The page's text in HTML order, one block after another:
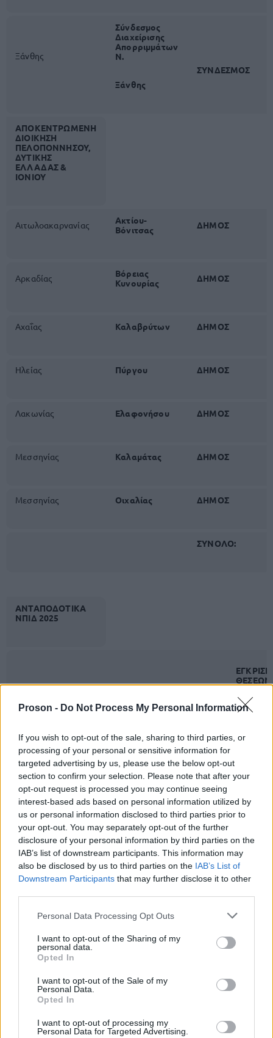
Proson - Do Not Process My Personal Information
If you wish to opt-out of the sale, sharing to third parties, or
processing of your personal or sensitive information for
targeted advertising by us, please use the below opt-out
section to confirm your selection. Please note that after your
opt-out request is processed you may continue seeing
interest-based ads based on personal information utilized by
us or personal information disclosed to third parties prior to
your opt-out. You may separately opt-out of the further
disclosure of your personal information by third parties on the
IAB’s list of downstream participants. This information may
also be disclosed by us to third parties on the IAB’s List of
Downstream Participants that may further disclose it to other
Please note that this website/app uses one or more Google
not limited to your visit or usage behaviour. You may click to
grant or deny consent to Google and its third-party tags to
use your data for below specified purposes in below Google
consent section.
Personal Data Processing Opt Outs
I want to opt-out of the Sharing of my
personal data.
Opted In
I want to opt-out of the Sale of my
Personal Data.
Opted In
I want to opt-out of processing my
Personal Data for Targeted Advertising.
Ξάνθης
Σύνδεσμος
Διαχείρισης
Απορριμμάτων
Ν.
Ξάνθης
ΣΥΝΔΕΣΜΟΣ
ΑΠΟΚΕΝΤΡΩΜΕΝΗ
ΔΙΟΙΚΗΣΗ
ΠΕΛΟΠΟΝΝΗΣΟΥ,
ΔΥΤΙΚΗΣ
ΕΛΛΑΔΑΣ &
ΙΟΝΙΟΥ
Αιτωλοακαρνανίας
Ακτίου-
Βόνιτσας
ΔΗΜΟΣ
Αρκαδίας
Βόρειας
Κυνουρίας
ΔΗΜΟΣ
Αχαΐας Καλαβρύτων ΔΗΜΟΣ
Ηλείας Πύργου ΔΗΜΟΣ
Λακωνίας Ελαφονήσου ΔΗΜΟΣ
Μεσσηνίας Καλαμάτας ΔΗΜΟΣ
Μεσσηνίας Οιχαλίας ΔΗΜΟΣ
ΣΥΝΟΛΟ:
ΑΝΤΑΠΟΔΟΤΙΚΑ
ΝΠΙΔ 2025
ΦΟΡΕΑΣ/
ΕΓΚΡΙΣΗ
ΘΕΣΕΩΝ
ΑΠΟΚΕΝΤΡΩΜΕΝΗ
ΔΙΟΙΚΗΣΗ ΑΙΓΑΙΟΥ
Δωδεκανήσου Κω ΔΕΥΑ
Κυκλάδων Θήρας ΔΕΥΑ 45
ΑΠΟΚΕΝΤΡΩΜΕΝΗ
Χανίων Χανίων ΔΕΥΑ
ΑΠΟΚΕΝΤΡΩΜΕΝΗ
ΔΙΟΙΚΗΣΗ
ΜΑΚΕΔΟΝΙΑΣ -
ΘΡΑΚΗΣ